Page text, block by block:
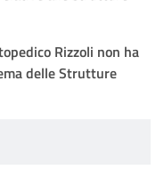
Rizzoli non ha
delle Strutture